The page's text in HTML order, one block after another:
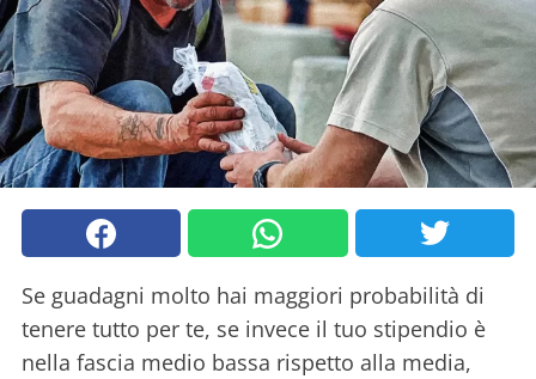
Se guadagni molto hai maggiori probabilità di
tenere tutto per te, se invece il tuo stipendio è
nella fascia medio bassa rispetto alla media,